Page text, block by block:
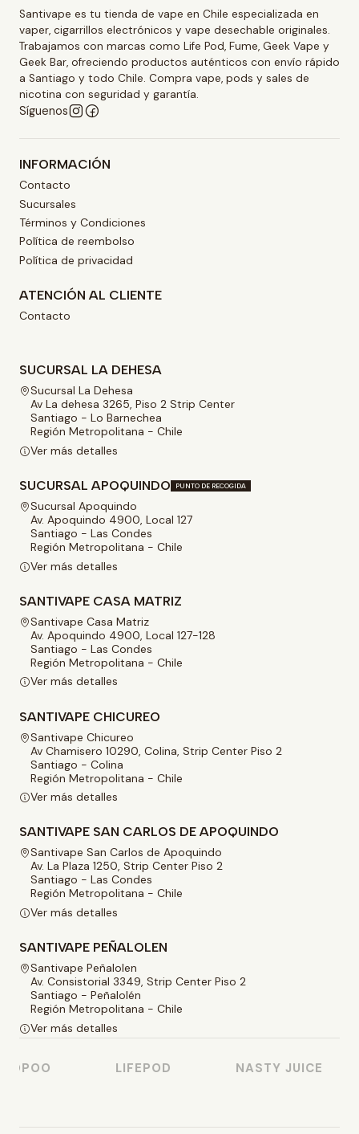
Santivape es tu tienda de vape en Chile especializada en
vaper, cigarrillos electrónicos y vape desechable originales.
Trabajamos con marcas como Life Pod, Fume, Geek Vape y
Geek Bar, ofreciendo productos auténticos con envío rápido
a Santiago y todo Chile. Compra vape, pods y sales de
nicotina con seguridad y garantía.
Síguenos
INFORMACIÓN
Contacto
Sucursales
Términos y Condiciones
Política de reembolso
Política de privacidad
ATENCIÓN AL CLIENTE
Contacto
SUCURSAL LA DEHESA
Sucursal La Dehesa
Av La dehesa 3265, Piso 2 Strip Center
Santiago - Lo Barnechea
Región Metropolitana - Chile
Ver más detalles
SUCURSAL APOQUINDO PUNTO DE RECOGIDA
Sucursal Apoquindo
Av. Apoquindo 4900, Local 127
Santiago - Las Condes
Región Metropolitana - Chile
Ver más detalles
SANTIVAPE CASA MATRIZ
Santivape Casa Matriz
Av. Apoquindo 4900, Local 127-128
Santiago - Las Condes
Región Metropolitana - Chile
Ver más detalles
SANTIVAPE CHICUREO
Santivape Chicureo
Av Chamisero 10290, Colina, Strip Center Piso 2
Santiago - Colina
Región Metropolitana - Chile
Ver más detalles
SANTIVAPE SAN CARLOS DE APOQUINDO
Santivape San Carlos de Apoquindo
Av. La Plaza 1250, Strip Center Piso 2
Santiago - Las Condes
Región Metropolitana - Chile
Ver más detalles
SANTIVAPE PEÑALOLEN
Santivape Peñalolen
Av. Consistorial 3349, Strip Center Piso 2
Santiago - Peñalolén
Región Metropolitana - Chile
Ver más detalles
LIFEPOD NASTY JUICE